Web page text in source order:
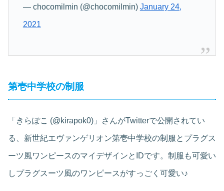
— chocomilmin (@chocomilmin) January 24,
2021
第壱中学校の制服
「きらぽこ (@kirapok0)」さんがTwitterで公開されてい
る、新世紀エヴァンゲリオン第壱中学校の制服とプラグス
ーツ風ワンピースのマイデザインとIDです。制服も可愛い
しプラグスーツ風のワンピースがすっごく可愛い♪